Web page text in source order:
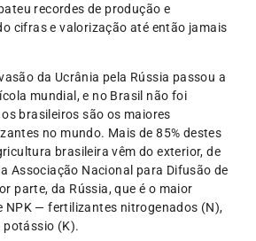
recordes de produção e
cifras e valorização até então jamais
da Ucrânia pela Rússia passou a
mundial, e no Brasil não foi
brasileiros são os maiores
no mundo. Mais de 85% destes
brasileira vêm do exterior, de
Associação Nacional para Difusão de
parte, da Rússia, que é o maior
NPK — fertilizantes nitrogenados (N),
potássio (K).